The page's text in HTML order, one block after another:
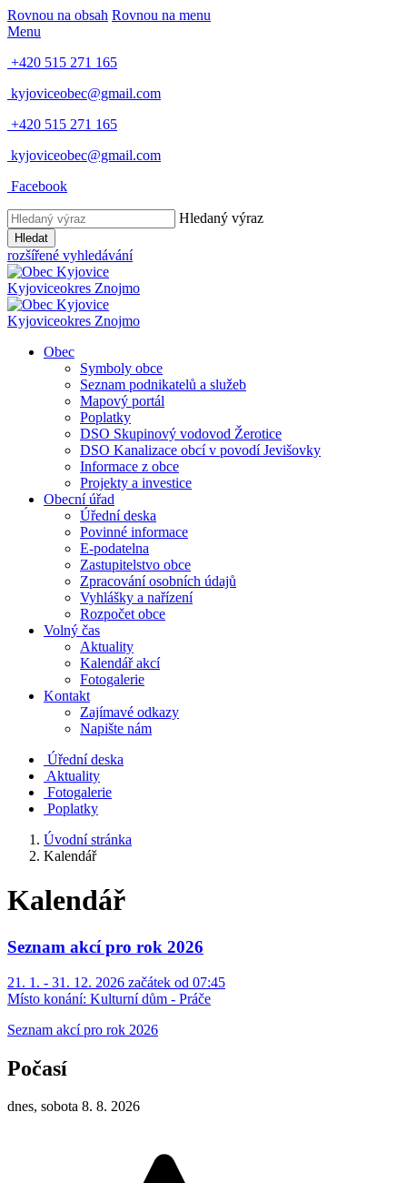
Rovnou na obsah Rovnou na menu
Menu
+420 515 271 165
kyjoviceobec@gmail.com
+420 515 271 165
kyjoviceobec@gmail.com
Facebook
Hledaný výraz
Hledat
rozšířené vyhledávání
Kyjoviceokres Znojmo
Kyjoviceokres Znojmo
Obec
Symboly obce
Seznam podnikatelů a služeb
Mapový portál
Poplatky
DSO Skupinový vodovod Žerotice
DSO Kanalizace obcí v povodí Jevišovky
Informace z obce
Projekty a investice
Obecní úřad
Úřední deska
Povinné informace
E-podatelna
Zastupitelstvo obce
Zpracování osobních údajů
Vyhlášky a nařízení
Rozpočet obce
Volný čas
Aktuality
Kalendář akcí
Fotogalerie
Kontakt
Zajímavé odkazy
Napište nám
Úřední deska
Aktuality
Fotogalerie
Poplatky
Úvodní stránka
Kalendář
Kalendář
Seznam akcí pro rok 2026
21. 1. - 31. 12. 2026 začátek od 07:45
Místo konání: Kulturní dům - Práče
Seznam akcí pro rok 2026
Počasí
dnes, sobota 8. 8. 2026